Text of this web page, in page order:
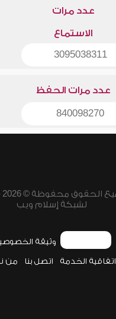
عدد مرات
الاستماع
3095038311
عدد مرات الحفظ
840098270
لشبكة إسلام ويب
وثيقة
اتفاقية الخدمة اتصل بنا من